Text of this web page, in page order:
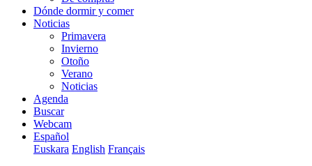
Dónde dormir y comer
Noticias
Primavera
Invierno
Otoño
Verano
Noticias
Agenda
Buscar
Webcam
Español
Euskara English Français